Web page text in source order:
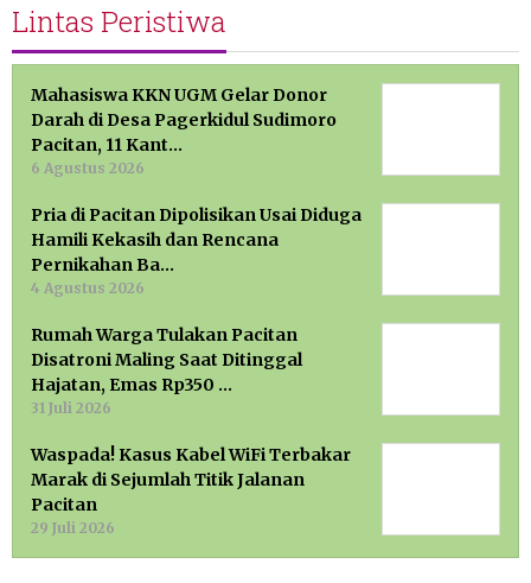
Lintas Peristiwa
Mahasiswa KKN UGM Gelar Donor
Darah di Desa Pagerkidul Sudimoro
Pacitan, 11 Kant…
6 Agustus 2026
Pria di Pacitan Dipolisikan Usai Diduga
Hamili Kekasih dan Rencana
Pernikahan Ba…
4 Agustus 2026
Rumah Warga Tulakan Pacitan
Disatroni Maling Saat Ditinggal
Hajatan, Emas Rp350 …
31 Juli 2026
Waspada! Kasus Kabel WiFi Terbakar
Marak di Sejumlah Titik Jalanan
Pacitan
29 Juli 2026